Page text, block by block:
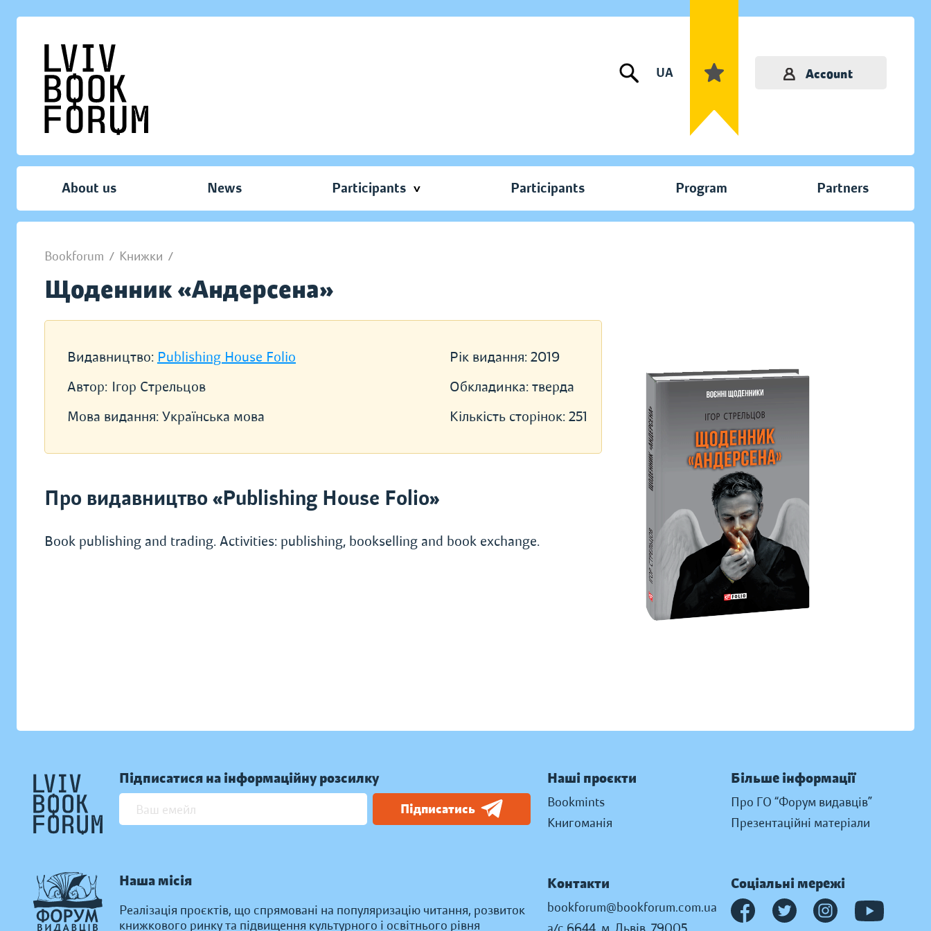
UA Account
About us News Participants Participants Program Partners
Bookforum / Книжки /
Щоденник «Андерсена»
Видавництво: Publishing House Folio
Автор: Ігор Стрельцов
Мова видання: Українська мова
Рік видання: 2019
Обкладинка: тверда
Кількість сторінок: 251
Про видавництво «Publishing House Folio»
Book publishing and trading. Activities: publishing, bookselling and book exchange.
Підписатися на інформаційну розсилку
Підписатись
Наша місія
Реалізація проєктів, що спрямовані на популяризацію читання, розвиток
книжкового ринку та підвищення культурного і освітнього рівня
Наші проєкти
Bookmints
Книгоманія
Більше інформації
Про ГО “Форум видавців”
Презентаційні матеріали
Контакти
bookforum@bookforum.com.ua
Соціальні мережі